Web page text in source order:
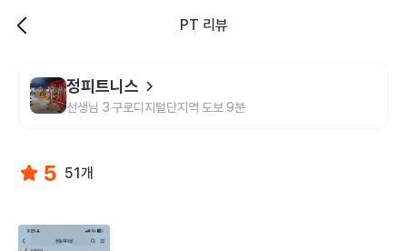
PT 리뷰
정피트니스
선생님 3 구로디지털단지역 도보 9분
5 51개